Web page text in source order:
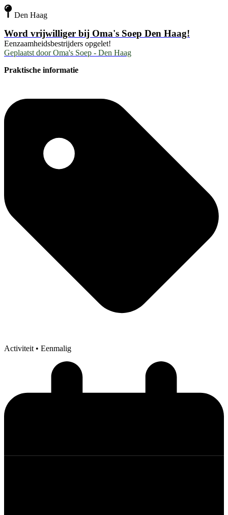
Den Haag
Word vrijwilliger bij Oma's Soep Den Haag!
Eenzaamheidsbestrijders opgelet!
Geplaatst door Oma's Soep - Den Haag
Praktische informatie
Activiteit• Eenmalig